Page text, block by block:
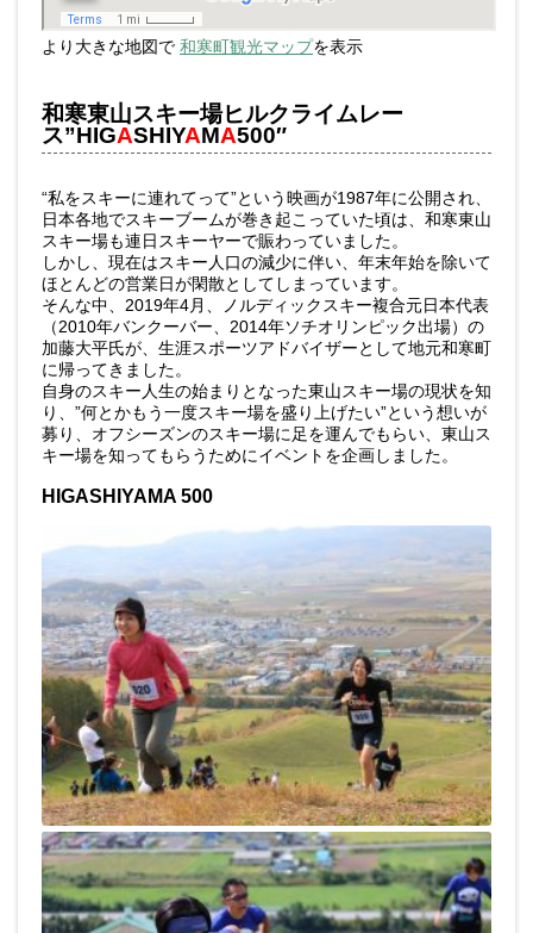
より大きな地図で 和寒町観光マップを表示
和寒東山スキー場ヒルクライムレー
ス”HIGASHIYAMA500″
“私をスキーに連れてって”という映画が1987年に公開され、
日本各地でスキーブームが巻き起こっていた頃は、和寒東山
スキー場も連日スキーヤーで賑わっていました。
しかし、現在はスキー人口の減少に伴い、年末年始を除いて
ほとんどの営業日が閑散としてしまっています。
そんな中、2019年4月、ノルディックスキー複合元日本代表
（2010年バンクーバー、2014年ソチオリンピック出場）の
加藤大平氏が、生涯スポーツアドバイザーとして地元和寒町
に帰ってきました。
自身のスキー人生の始まりとなった東山スキー場の現状を知
り、”何とかもう一度スキー場を盛り上げたい”という想いが
募り、オフシーズンのスキー場に足を運んでもらい、東山ス
キー場を知ってもらうためにイベントを企画しました。
HIGASHIYAMA 500